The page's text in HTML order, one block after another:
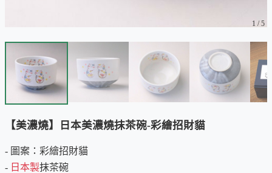
1 /5
【美濃燒】日本美濃燒抹茶碗-彩繪招財貓
- 圖案：彩繪招財貓
- 日本製抹茶碗